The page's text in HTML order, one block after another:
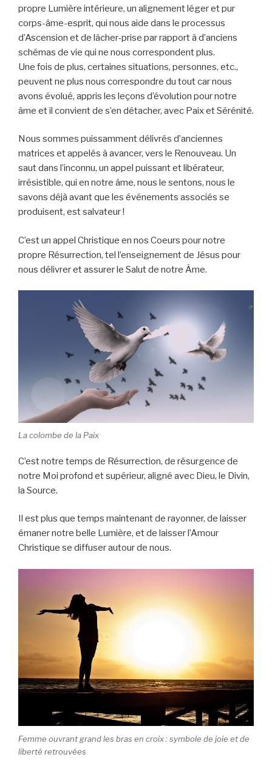
propre Lumière intérieure, un alignement léger et pur
corps-âme-esprit, qui nous aide dans le processus
d’Ascension et de lâcher-prise par rapport à d’anciens
schémas de vie qui ne nous correspondent plus.
Une fois de plus, certaines situations, personnes, etc.,
peuvent ne plus nous correspondre du tout car nous
avons évolué, appris les leçons d’évolution pour notre
âme et il convient de s’en détacher, avec Paix et Sérénité.
Nous sommes puissamment délivrés d’anciennes
matrices et appelés à avancer, vers le Renouveau. Un
saut dans l’inconnu, un appel puissant et libérateur,
irrésistible, qui en notre âme, nous le sentons, nous le
savons déjà avant que les événements associés se
produisent, est salvateur !
C’est un appel Christique en nos Coeurs pour notre
propre Résurrection, tel l’enseignement de Jésus pour
nous délivrer et assurer le Salut de notre Âme.
La colombe de la Paix
C’est notre temps de Résurrection, de résurgence de
notre Moi profond et supérieur, aligné avec Dieu, le Divin,
la Source.
Il est plus que temps maintenant de rayonner, de laisser
émaner notre belle Lumière, et de laisser l’Amour
Christique se diffuser autour de nous.
Femme ouvrant grand les bras en croix : symbole de joie et de
liberté retrouvées